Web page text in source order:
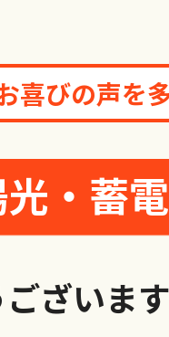
業 スマートPVエボ
池 ニチコン EVパワーステ
びの声を
・蓄
ざいます